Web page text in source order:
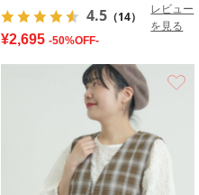
4.5 （14）
レビュー
を見る
¥2,695 -50%OFF-